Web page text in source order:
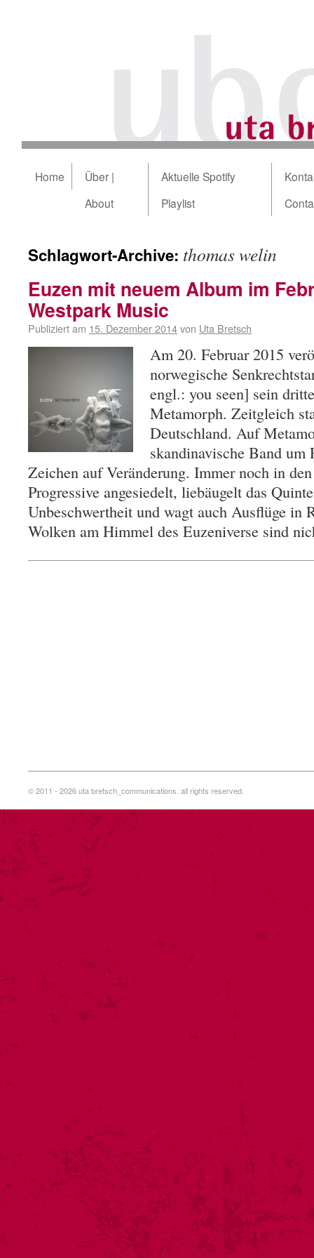
Home
Über |
About
Aktuelle Spotify
Playlist
Schlagwort-Archive: thomas welin
Euzen mit neuem Album im
Westpark Music
Publiziert am 15. Dezember 2014von Uta Bretsch
Am 20. Februar 2015
norwegische
engl.: you seen] sein
Metamorph. Zeitgleich
Deutschland. Auf
skandinavische Band
Zeichen auf Veränderung. Immer noch in
Progressive angesiedelt, liebäugelt das
Unbeschwertheit und wagt auch Ausflüge in
Wolken am Himmel des Euzeniverse sind
© 2011 - 2026 uta bretsch_communications. all rights reserved.